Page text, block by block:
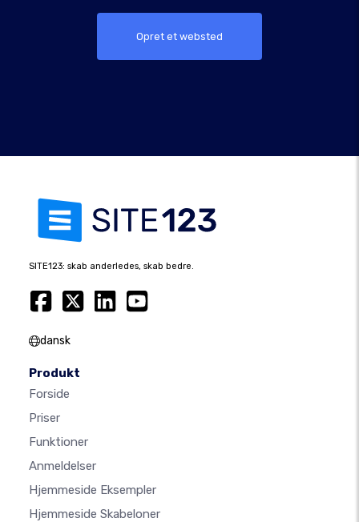
Opret et websted
SITE123: skab anderledes, skab bedre.
dansk
Produkt
Forside
Priser
Funktioner
Anmeldelser
Hjemmeside Eksempler
Hjemmeside Skabeloner